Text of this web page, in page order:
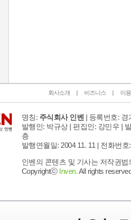
회사소개 비즈니스 이
명칭: 주식회사 인벤 | 등록번호: 경
발행인: 박규상 | 편집인: 강민우 |
층
발행연월일: 2004 11. 11 | 전화번호
인벤의 콘텐츠 및 기사는 저작권
Copyrightⓒ Inven.All rights